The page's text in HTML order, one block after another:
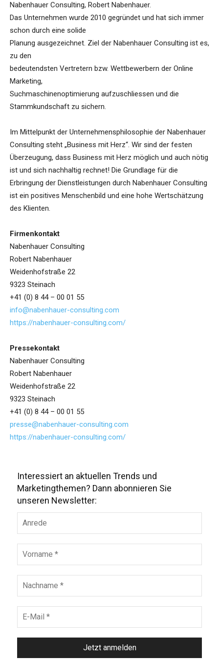
Nabenhauer Consulting, Robert Nabenhauer.
Das Unternehmen wurde 2010 gegründet und hat sich immer
schon durch eine solide
Planung ausgezeichnet. Ziel der Nabenhauer Consulting ist es,
zu den
bedeutendsten Vertretern bzw. Wettbewerbern der Online
Marketing,
Suchmaschinenoptimierung aufzuschliessen und die
Stammkundschaft zu sichern.
Im Mittelpunkt der Unternehmensphilosophie der Nabenhauer
Consulting steht „Business mit Herz“. Wir sind der festen
Überzeugung, dass Business mit Herz möglich und auch nötig
ist und sich nachhaltig rechnet! Die Grundlage für die
Erbringung der Dienstleistungen durch Nabenhauer Consulting
ist ein positives Menschenbild und eine hohe Wertschätzung
des Klienten.
Firmenkontakt
Nabenhauer Consulting
Robert Nabenhauer
Weidenhofstraße 22
9323 Steinach
+41 (0) 8 44 – 00 01 55
info@nabenhauer-consulting.com
https://nabenhauer-consulting.com/
Pressekontakt
Nabenhauer Consulting
Robert Nabenhauer
Weidenhofstraße 22
9323 Steinach
+41 (0) 8 44 – 00 01 55
presse@nabenhauer-consulting.com
https://nabenhauer-consulting.com/
Interessiert an aktuellen Trends und
Marketingthemen? Dann abonnieren Sie
unseren Newsletter: